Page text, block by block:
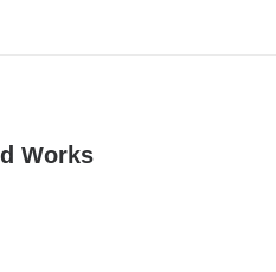
Works